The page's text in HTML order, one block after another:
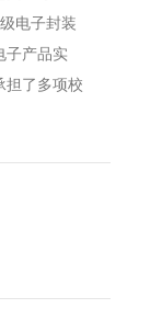
电子封装
子产品实
担了多项校